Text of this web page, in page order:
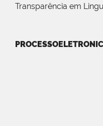
Transparência em